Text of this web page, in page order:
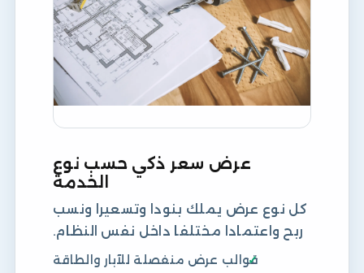
عرض سعر ذكي حسب نوع
الخدمة
كل نوع عرض يملك بنودا وتسعيرا ونسب
ربح واعتمادا مختلفا داخل نفس النظام.
قوالب عرض منفصلة للآبار والطاقة